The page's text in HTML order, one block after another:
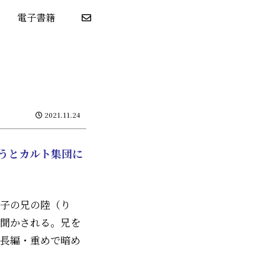
電子書籍
2021.11.24
とカルト集団に
の兄の陸（り
かされる。兄を
編・重めで暗め